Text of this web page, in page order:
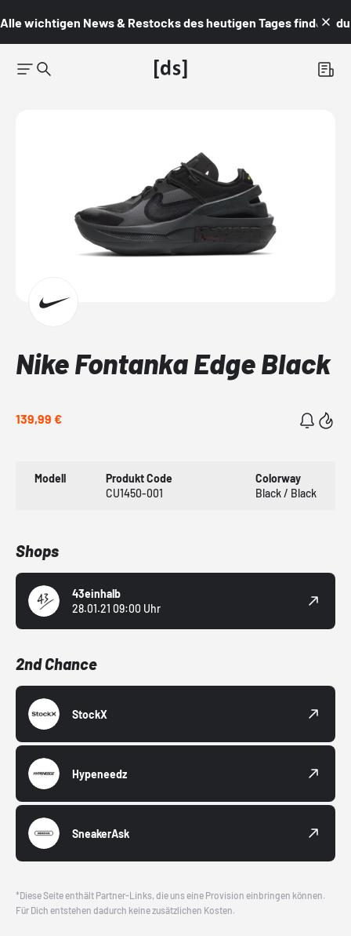
Alle wichtigen News & Restocks des heutigen Tages findest du
Nike Fontanka Edge Black
139,99 €
Modell
Produkt Code
CU1450-001
Colorway
Black / Black
Shops
43einhalb
28.01.21 09:00 Uhr
2nd Chance
StockX
Hypeneedz
SneakerAsk
*Diese Seite enthält Partner-Links, die uns eine Provision einbringen können.
Für Dich entstehen dadurch keine zusätzlichen Kosten.